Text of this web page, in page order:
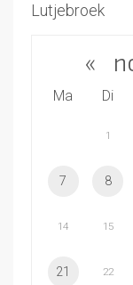
Lutjebroek
«
Ma Di
1
7 8
14 15
21 22